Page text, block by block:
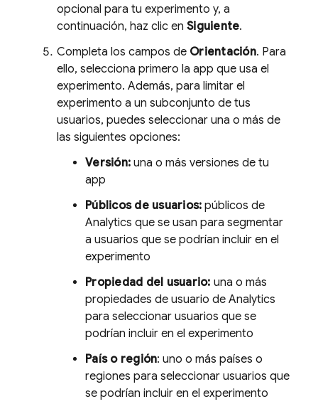
opcional para tu experimento y, a
continuación, haz clic en Siguiente.
Completa los campos de Orientación. Para
ello, selecciona primero la app que usa el
experimento. Además, para limitar el
experimento a un subconjunto de tus
usuarios, puedes seleccionar una o más de
las siguientes opciones:
Versión: una o más versiones de tu
app
Públicos de usuarios: públicos de
Analytics que se usan para segmentar
a usuarios que se podrían incluir en el
experimento
Propiedad del usuario: una o más
propiedades de usuario de Analytics
para seleccionar usuarios que se
podrían incluir en el experimento
País o región: uno o más países o
regiones para seleccionar usuarios que
se podrían incluir en el experimento